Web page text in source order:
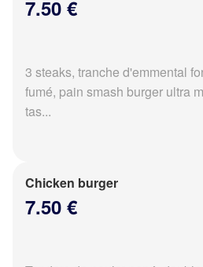
7.50 €
3 steaks, tranche d'emmental
fumé, pain smash burger ultra
tas...
Chicken burger
7.50 €